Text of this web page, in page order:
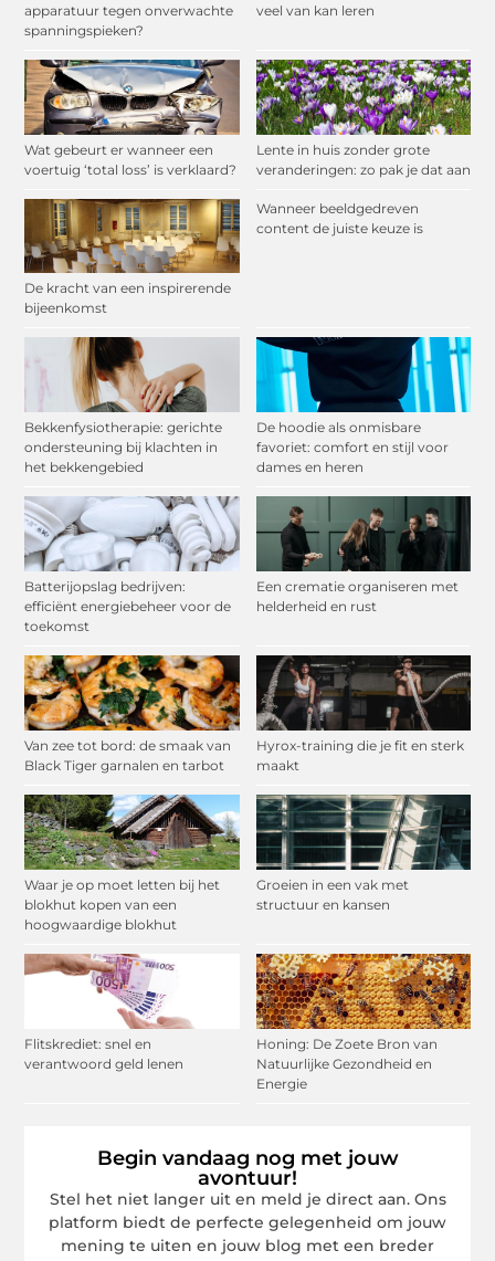
apparatuur tegen onverwachte
spanningspieken?
veel van kan leren
Wat gebeurt er wanneer een
voertuig ‘total loss’ is verklaard?
Lente in huis zonder grote
veranderingen: zo pak je dat aan
De kracht van een inspirerende
bijeenkomst
Wanneer beeldgedreven
content de juiste keuze is
Bekkenfysiotherapie: gerichte
ondersteuning bij klachten in
het bekkengebied
De hoodie als onmisbare
favoriet: comfort en stijl voor
dames en heren
Batterijopslag bedrijven:
efficiënt energiebeheer voor de
toekomst
Een crematie organiseren met
helderheid en rust
Van zee tot bord: de smaak van
Black Tiger garnalen en tarbot
Hyrox-training die je fit en sterk
maakt
Waar je op moet letten bij het
blokhut kopen van een
hoogwaardige blokhut
Groeien in een vak met
structuur en kansen
Flitskrediet: snel en
verantwoord geld lenen
Honing: De Zoete Bron van
Natuurlijke Gezondheid en
Energie
Begin vandaag nog met jouw
avontuur!
Stel het niet langer uit en meld je direct aan. Ons
platform biedt de perfecte gelegenheid om jouw
mening te uiten en jouw blog met een breder